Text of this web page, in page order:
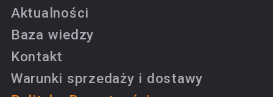
Aktualności
Baza wiedzy
Kontakt
Warunki sprzedaży i dostawy